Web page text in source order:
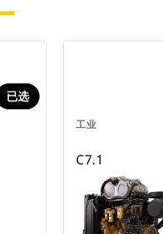
已选
工业
C7.1